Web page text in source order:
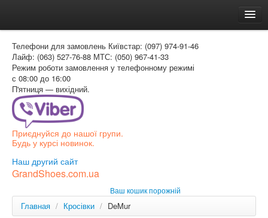
Доставка и оплата
Как заказать
Контакти
Таблиця розмірів
Вхід для покупця
РОС
Телефони для замовлень Київстар: (097) 974-91-46
Лайф: (063) 527-76-88 МТС: (050) 967-41-33
Режим роботи замовлення у телефонному режимі
с 08:00 до 16:00
П'ятниця — вихідний.
Приєднуйся до нашої групи.
Будь у курсі новинок.
Наш другий сайт
GrandShoes.com.ua
Ваш кошик порожній
Главная / Кросівки / DeMur